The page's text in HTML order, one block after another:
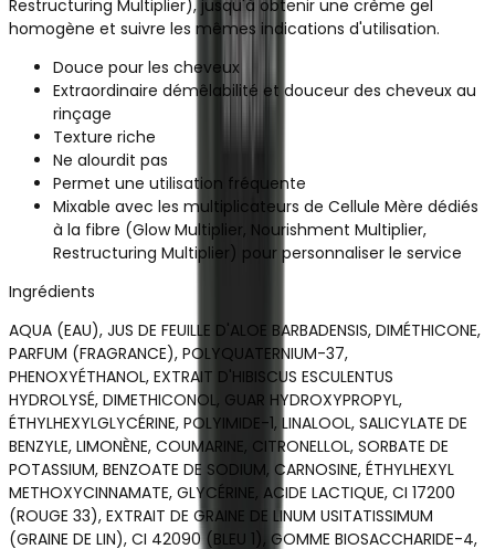
Restructuring Multiplier), jusqu'à obtenir une crème gel
homogène et suivre les mêmes indications d'utilisation.
Douce pour les cheveux
Extraordinaire démêlabilité et douceur des cheveux au
rinçage
Texture riche
Ne alourdit pas
Permet une utilisation fréquente
Mixable avec les multiplicateurs de Cellule Mère dédiés
à la fibre (Glow Multiplier, Nourishment Multiplier,
Restructuring Multiplier) pour personnaliser le service
Ingrédients
AQUA (EAU), JUS DE FEUILLE D'ALOE BARBADENSIS, DIMÉTHICONE,
PARFUM (FRAGRANCE), POLYQUATERNIUM-37,
PHENOXYÉTHANOL, EXTRAIT D'HIBISCUS ESCULENTUS
HYDROLYSÉ, DIMETHICONOL, GUAR HYDROXYPROPYL,
ÉTHYLHEXYLGLYCÉRINE, POLYIMIDE-1, LINALOOL, SALICYLATE DE
BENZYLE, LIMONÈNE, COUMARINE, CITRONELLOL, SORBATE DE
POTASSIUM, BENZOATE DE SODIUM, CARNOSINE, ÉTHYLHEXYL
METHOXYCINNAMATE, GLYCÉRINE, ACIDE LACTIQUE, CI 17200
(ROUGE 33), EXTRAIT DE GRAINE DE LINUM USITATISSIMUM
(GRAINE DE LIN), CI 42090 (BLEU 1), GOMME BIOSACCHARIDE-4,